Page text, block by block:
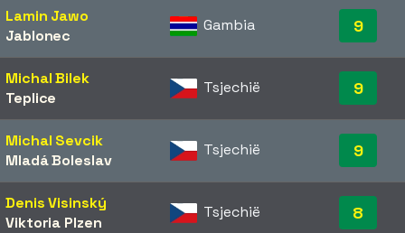
Lamin Jawo
Jablonec
Gambia 9
Michal Bilek
Teplice
Tsjechië 9
Michal Sevcik
Mladá Boleslav
Tsjechië 9
Denis Visinský
Viktoria Plzen
Tsjechië 8